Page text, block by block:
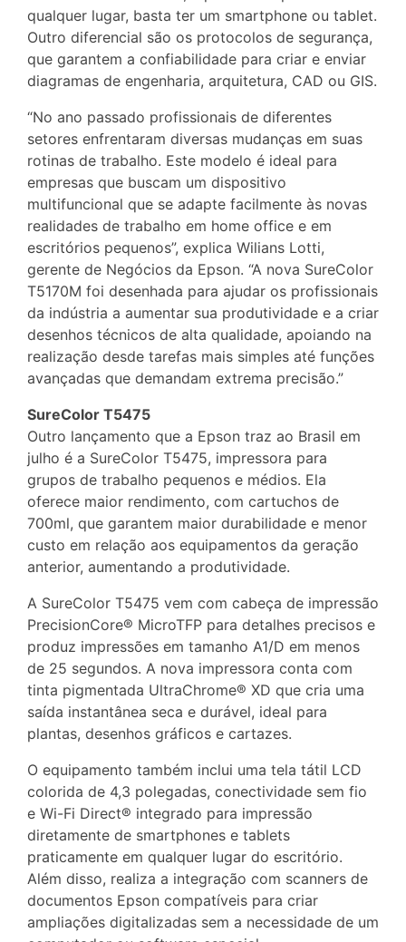
qualquer lugar, basta ter um smartphone ou tablet.
Outro diferencial são os protocolos de segurança,
que garantem a confiabilidade para criar e enviar
diagramas de engenharia, arquitetura, CAD ou GIS.
“No ano passado profissionais de diferentes
setores enfrentaram diversas mudanças em suas
rotinas de trabalho. Este modelo é ideal para
empresas que buscam um dispositivo
multifuncional que se adapte facilmente às novas
realidades de trabalho em home office e em
escritórios pequenos”, explica Wilians Lotti,
gerente de Negócios da Epson. “A nova SureColor
T5170M foi desenhada para ajudar os profissionais
da indústria a aumentar sua produtividade e a criar
desenhos técnicos de alta qualidade, apoiando na
realização desde tarefas mais simples até funções
avançadas que demandam extrema precisão.”
SureColor T5475
Outro lançamento que a Epson traz ao Brasil em
julho é a SureColor T5475, impressora para
grupos de trabalho pequenos e médios. Ela
oferece maior rendimento, com cartuchos de
700ml, que garantem maior durabilidade e menor
custo em relação aos equipamentos da geração
anterior, aumentando a produtividade.
A SureColor T5475 vem com cabeça de impressão
PrecisionCore® MicroTFP para detalhes precisos e
produz impressões em tamanho A1/D em menos
de 25 segundos. A nova impressora conta com
tinta pigmentada UltraChrome® XD que cria uma
saída instantânea seca e durável, ideal para
plantas, desenhos gráficos e cartazes.
O equipamento também inclui uma tela tátil LCD
colorida de 4,3 polegadas, conectividade sem fio
e Wi-Fi Direct® integrado para impressão
diretamente de smartphones e tablets
praticamente em qualquer lugar do escritório.
Além disso, realiza a integração com scanners de
documentos Epson compatíveis para criar
ampliações digitalizadas sem a necessidade de um